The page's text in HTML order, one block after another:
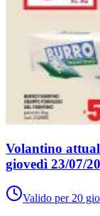
Volantino
giovedì 23/07/
Valido per 20